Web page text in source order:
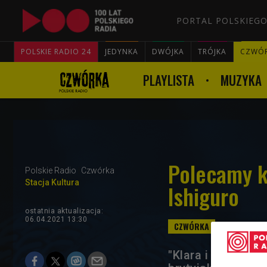
PORTAL
POLSKIE RADIO 24 JEDYNKA DWÓJKA TRÓJKA
PLAYLISTA MUZYKA
Polskie Radio
Czwórka
Stacja Kultura
Polecamy
Ishiguro
ostatnia aktualizacja:
06.04.2021 13:30
"Klara i Słońce"